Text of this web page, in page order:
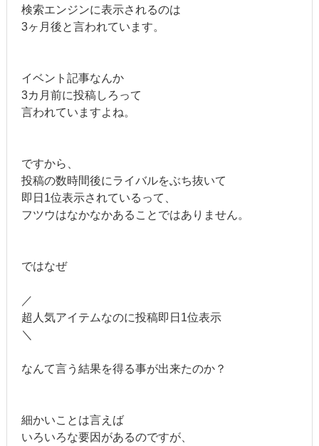
検索エンジンに表示されるのは
3ヶ月後と言われています。
イベント記事なんか
3カ月前に投稿しろって
言われていますよね。
ですから、
投稿の数時間後にライバルをぶち抜いて
即日1位表示されているって、
フツウはなかなかあることではありません。
ではなぜ
／
超人気アイテムなのに投稿即日1位表示
＼
なんて言う結果を得る事が出来たのか？
細かいことは言えば
いろいろな要因があるのですが、